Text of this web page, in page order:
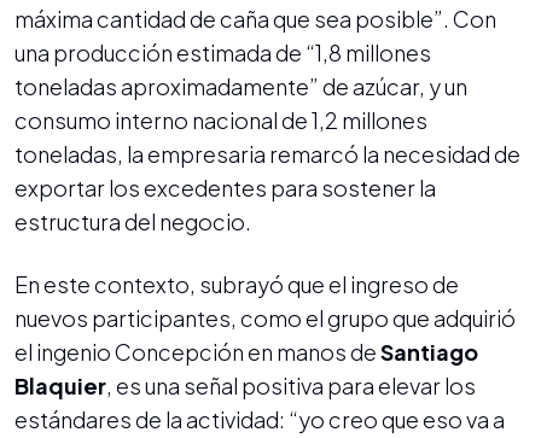
máxima cantidad de caña que sea posible”. Con
una producción estimada de “1,8 millones
toneladas aproximadamente” de azúcar, y un
consumo interno nacional de 1,2 millones
toneladas, la empresaria remarcó la necesidad de
exportar los excedentes para sostener la
estructura del negocio.
En este contexto, subrayó que el ingreso de
nuevos participantes, como el grupo que adquirió
el ingenio Concepción en manos deSantiago
Blaquier, es una señal positiva para elevar los
estándares de la actividad: “yo creo que eso va a